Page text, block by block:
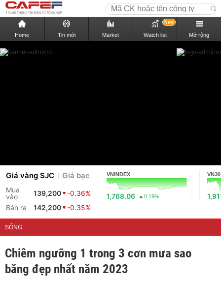
Home Tin mới Market Watch list
New
Mở rộng
Giá vàng SJC Giá bạc
Mua
vào
139,200
-0.36%
Bán ra
142,200 -0.35%
VNINDEX
1,768.06 0.19%
VN30
SỐNG
Chiêm ngưỡng 1 trong 3 cơn mưa sao
băng đẹp nhất năm 2023